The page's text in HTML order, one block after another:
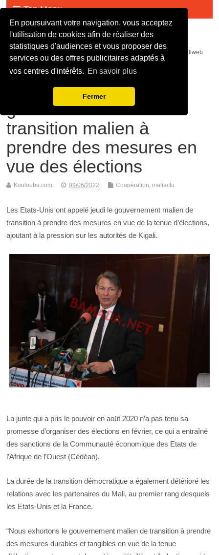
En poursuivant votre navigation, vous acceptez
l'utilisation de cookies afin de réaliser des
statistiques d'audiences et vous proposer des
services ou des offres publicitaires adaptés à
vos centres d'intérêts. En savoir plus
Fermer
Top Menu
Malijet
malijet mali jet com Actualité malienne en continue - mali web maliweb
mali actu news ortm direct live infos
Les USA exhortent le
gouvernement de
transition malien à
prendre des mesures en
vue des élections
Koulouba.com 09/06/2022 Coopération, maliactu
Les Etats-Unis ont appelé jeudi le gouvernement malien de
transition à prendre des mesures en vue de la tenue d’élections,
ajoutant à la pression sur les autorités de Kigali.
La junte qui a pris le pouvoir en août 2020 n’a pas tenu sa
promesse d’organiser des élections en février, ce qui a entraîné
des sanctions de la Communauté économique des Etats de
l’Afrique de l’Ouest (Cédéao).
La durée de la transition démocratique a également détérioré les
relations avec les partenaires du Mali, au premier rang desquels
les Etats-Unis et la France.
“Nous exhortons le gouvernement malien de transition à prendre
des mesures durables et tangibles en vue de la tenue